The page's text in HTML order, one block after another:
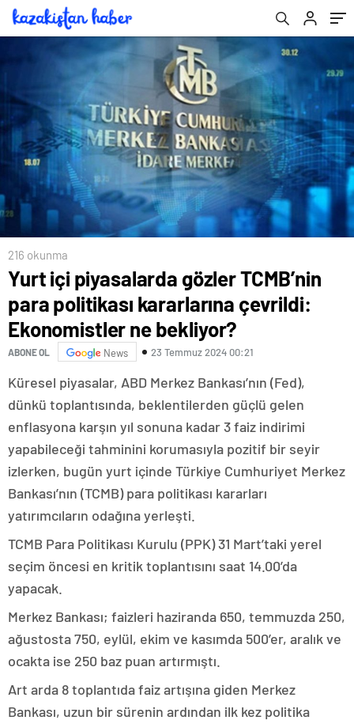
ne bekliyor?
216 okunma
Yurt içi piyasalarda gözler TCMB’nin
para politikası kararlarına çevrildi:
Ekonomistler ne bekliyor?
ABONE OL News 23 Temmuz 2024 00:21
Küresel piyasalar, ABD Merkez Bankası’nın (Fed),
dünkü toplantısında, beklentilerden güçlü gelen
enflasyona karşın yıl sonuna kadar 3 faiz indirimi
yapabileceği tahminini korumasıyla pozitif bir seyir
izlerken, bugün yurt içinde Türkiye Cumhuriyet Merkez
Bankası’nın (TCMB) para politikası kararları
yatırımcıların odağına yerleşti.
TCMB Para Politikası Kurulu (PPK) 31 Mart’taki yerel
seçim öncesi en kritik toplantısını saat 14.00’da
yapacak.
Merkez Bankası; faizleri haziranda 650, temmuzda 250,
ağustosta 750, eylül, ekim ve kasımda 500’er, aralık ve
ocakta ise 250 baz puan artırmıştı.
Art arda 8 toplantıda faiz artışına giden Merkez
Bankası, uzun bir sürenin ardından ilk kez politika